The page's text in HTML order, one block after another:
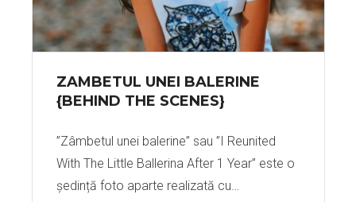
ZAMBETUL UNEI BALERINE
{BEHIND THE SCENES}
”Zâmbetul unei balerine” sau ”I Reunited
With The Little Ballerina After 1 Year” este o
ședință foto aparte realizată cu…